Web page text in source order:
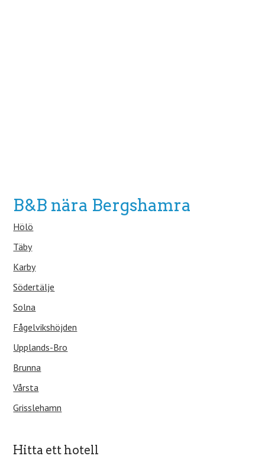
B&B nära Bergshamra
Hölö
Täby
Karby
Södertälje
Solna
Fågelvikshöjden
Upplands-Bro
Brunna
Vårsta
Grisslehamn
Hitta ett hotell